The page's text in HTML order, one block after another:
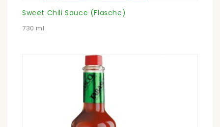
Sweet Chili Sauce (Flasche)
730 ml